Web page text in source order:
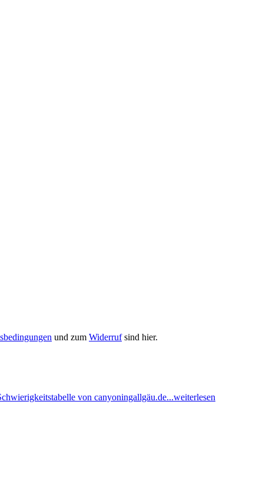
und zum Widerrufsind hier.
von canyoningallgäu.de...weiterlesen